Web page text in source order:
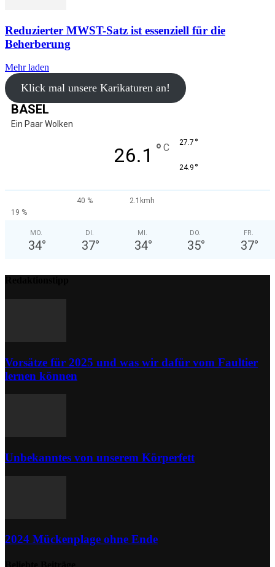
Reduzierter MWST-Satz ist essenziell für die
Beherberung
Mehr laden
Klick mal unsere Karikaturen an!
BASEL
Ein Paar Wolken
26.1 ° C 27.7 °
24.9 °
40 %
2.1kmh
19 %
MO.
34°
DI.
37°
MI.
34°
DO.
35°
FR.
37°
Vorsätze für 2025 und was wir dafür vom Faultier
lernen können
Unbekanntes von unserem Körperfett
2024 Mückenplage ohne Ende